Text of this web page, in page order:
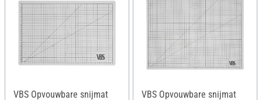
VBS Opvouwbare snijmat
VBS Opvouwbare snijmat